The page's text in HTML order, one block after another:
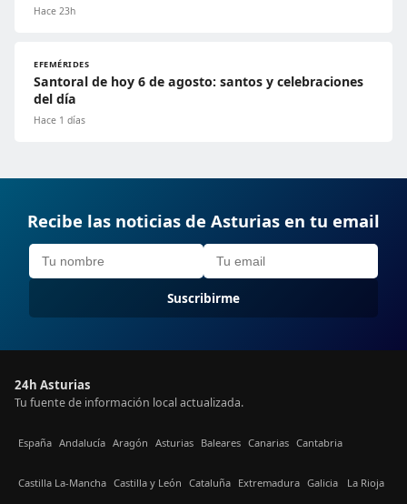
Hace 23h
EFEMÉRIDES
Santoral de hoy 6 de agosto: santos y celebraciones
del día
Hace 1 días
Recibe las noticias de Asturias en tu email
Suscribirme
24h Asturias
Tu fuente de información local actualizada.
España Andalucía Aragón Asturias Baleares Canarias Cantabria
Castilla La-Mancha Castilla y León Cataluña Extremadura Galicia La Rioja